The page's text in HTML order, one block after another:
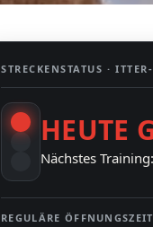
STRECKENSTATUS ·
HEUTE
Nächstes
REGULÄRE